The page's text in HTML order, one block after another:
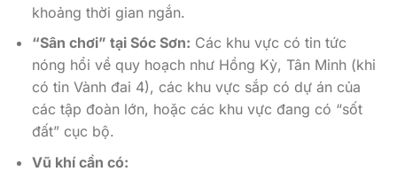
khoảng thời gian ngắn.
“Sân chơi” tại Sóc Sơn: Các khu vực có tin tức
nóng hổi về quy hoạch như Hồng Kỳ, Tân Minh (khi
có tin Vành đai 4), các khu vực sắp có dự án của
các tập đoàn lớn, hoặc các khu vực đang có “sốt
đất” cục bộ.
Vũ khí cần có: